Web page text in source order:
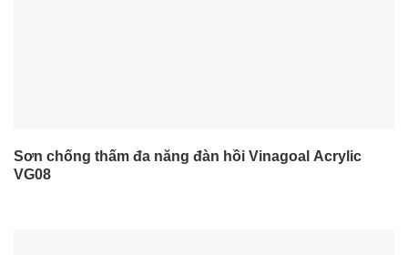
Sơn chống thấm đa năng đàn hồi Vinagoal Acrylic
VG08